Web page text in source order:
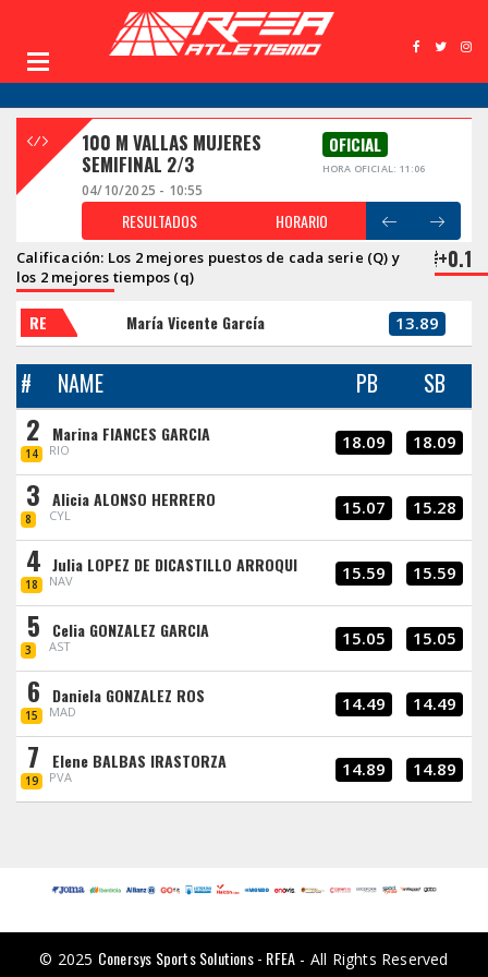
100 M VALLAS MUJERES
SEMIFINAL 2/3
OFICIAL
HORA OFICIAL: 11:06
04/10/2025 - 10:55
RESULTADOS HORARIO
Calificación: Los 2 mejores puestos de cada serie (Q) y
los 2 mejores tiempos (q)
+0.1
RE María Vicente García 13.89
# NAME PB SB
2
14
Marina FIANCES GARCIA
RIO 18.09 18.09
3
8
Alicia ALONSO HERRERO
CYL 15.07 15.28
4
18
Julia LOPEZ DE DICASTILLO ARROQUI
NAV 15.59 15.59
5
3
Celia GONZALEZ GARCIA
AST 15.05 15.05
6
15
Daniela GONZALEZ ROS
MAD 14.49 14.49
7
19
Elene BALBAS IRASTORZA
PVA 14.89 14.89
© 2025 Conersys Sports Solutions - RFEA - All Rights Reserved